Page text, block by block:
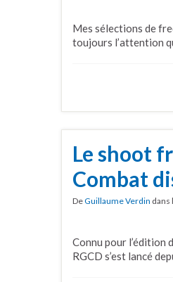
Mes sélections de
toujours l’attention
Le shoot
Combat
DeGuillaume Verdin dans
Connu pour l’édition
RGCD s’est lancé